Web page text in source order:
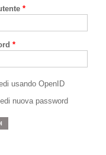
*
*
usando OpenID
nuova password